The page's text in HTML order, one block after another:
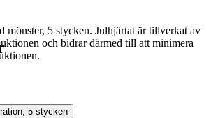
mönster, 5 stycken. Julhjärtat är tillverkat av
och bidrar därmed till att minimera
5 stycken